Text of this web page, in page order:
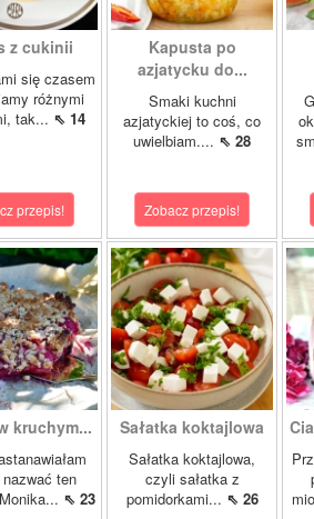
z cukinii
się czasem
różnymi
tak... ⇖ 14
przepis!
Kapusta po
azjatycku do...
Smaki kuchni
azjatyckiej to coś, co
uwielbiam.... ⇖ 28
Zobacz przepis!
kruchym...
ten
⇖ 23
Sałatka koktajlowa
Sałatka koktajlowa,
czyli sałatka z
pomidorkami... ⇖ 26